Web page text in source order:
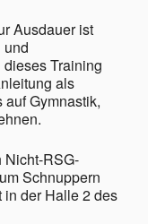
Ausdauer ist
und
Training
als
Gymnastik,
Nicht-RSG-
Schnuppern
der Halle 2 des